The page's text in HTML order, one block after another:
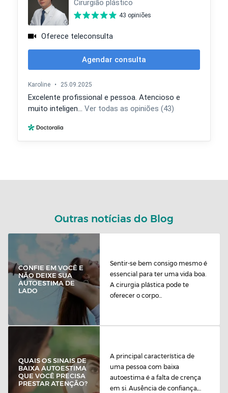
Outras notícias do Blog
CONFIE EM VOCÊ E
NÃO DEIXE SUA
AUTOESTIMA DE
LADO
Sentir-se bem consigo mesmo é
essencial para ter uma vida boa.
A cirurgia plástica pode te
oferecer o corpo...
QUAIS OS SINAIS DE
BAIXA AUTOESTIMA
QUE VOCÊ PRECISA
PRESTAR ATENÇÃO?
A principal característica de
uma pessoa com baixa
autoestima é a falta de crença
em si. Ausência de confiança,...